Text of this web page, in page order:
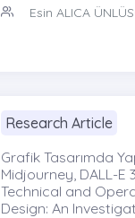
Esin ALICA
Research Article
Grafik Tasarımda
Midjourney, DALL-E
Technical and
Design: An